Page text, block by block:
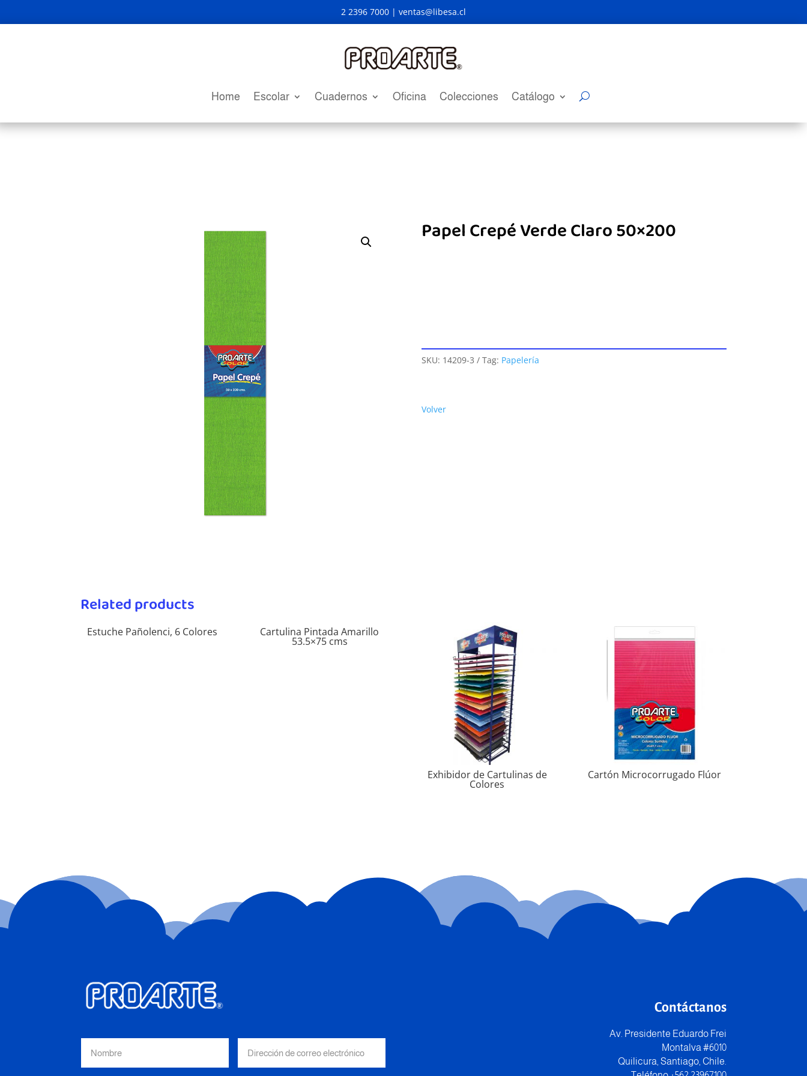
2 2396 7000 | ventas@libesa.cl
Home Escolar Cuadernos Oficina Colecciones Catálogo
Papel Crepé Verde Claro 50×200
SKU: 14209-3 Tag: Papelería
Volver
Related products
Estuche Pañolenci, 6 Colores Cartulina Pintada Amarillo
53.5×75 cms
Exhibidor de Cartulinas de
Colores
Cartón Microcorrugado Flúor
Contáctanos
Av. Presidente Eduardo Frei
Montalva #6010
Quilicura, Santiago, Chile.